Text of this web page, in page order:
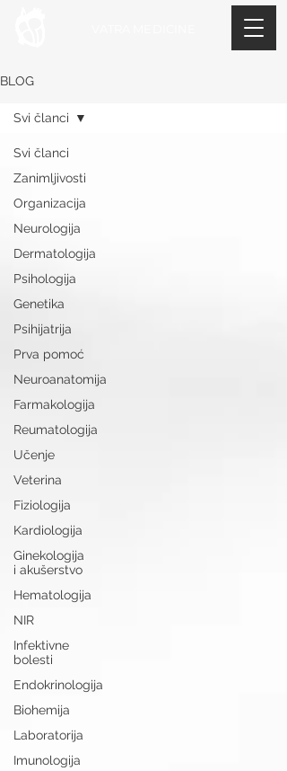
BLOG
Svi članci
Zanimljivosti
Organizacija
Neurologija
Dermatologija
Psihologija
Genetika
Psihijatrija
Prva pomoć
Neuroanatomija
Farmakologija
Reumatologija
Učenje
Veterina
Fiziologija
Kardiologija
Ginekologija
i akušerstvo
Hematologija
NIR
Infektivne
bolesti
Endokrinologija
Biohemija
Laboratorija
Imunologija
Svi članci